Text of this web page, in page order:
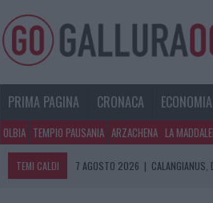
PRIMA PAGINA CRONACA ECONOMIA
OLBIA TEMPIO PAUSANIA ARZACHENA LA
TEMI CALDI 7 AGOSTO 2026 | CALANGIANUS,